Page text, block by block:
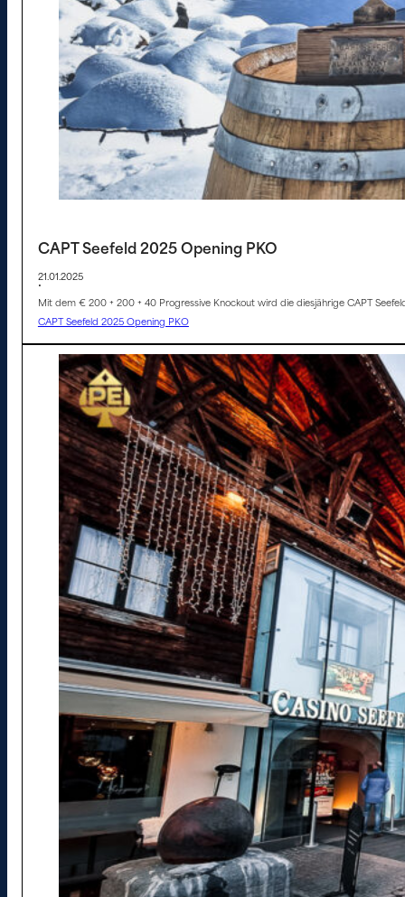
CAPT Seefeld 2025 Opening PKO
21.01.2025
•
Mit dem € 200 + 200 + 40 Progressive Knockout wird die diesjährige CAPT
CAPT Seefeld 2025 Opening PKO